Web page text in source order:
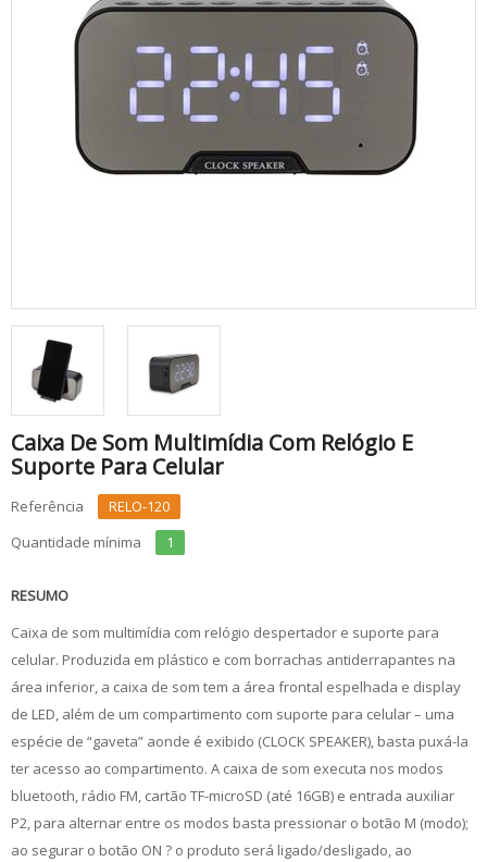
Caixa De Som Multimídia Com Relógio E
Suporte Para Celular
Referência
RELO-120
Quantidade mínima
1
RESUMO
Caixa de som multimídia com relógio despertador e suporte para
celular. Produzida em plástico e com borrachas antiderrapantes na
área inferior, a caixa de som tem a área frontal espelhada e display
de LED, além de um compartimento com suporte para celular – uma
espécie de “gaveta” aonde é exibido (CLOCK SPEAKER), basta puxá-la
ter acesso ao compartimento. A caixa de som executa nos modos
bluetooth, rádio FM, cartão TF-microSD (até 16GB) e entrada auxiliar
P2, para alternar entre os modos basta pressionar o botão M (modo);
ao segurar o botão ON ? o produto será ligado/desligado, ao